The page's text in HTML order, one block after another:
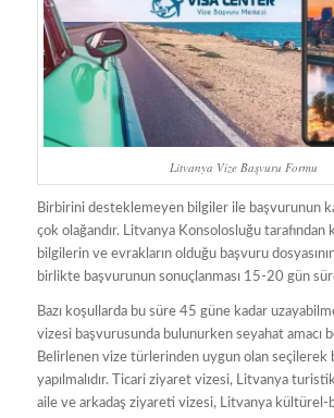
Litvanya Vize Başvuru Formu
Birbirini desteklemeyen bilgiler ile başvurunun
çok olağandır. Litvanya Konsolosluğu tarafından
bilgilerin ve evrakların olduğu başvuru
birlikte başvurunun sonuçlanması 15-20 gün
Bazı koşullarda bu süre 45 güne kadar
vizesi başvurusunda bulunurken seyahat amacı
Belirlenen vize türlerinden uygun olan seçilerek
yapılmalıdır. Ticari ziyaret vizesi, Litvanya
aile ve arkadaş ziyareti vizesi, Litvanya